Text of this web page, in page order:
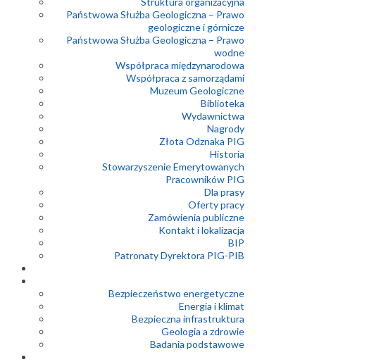
Państwowa Służba Geologiczna – Prawo
geologiczne i górnicze
Państwowa Służba Geologiczna – Prawo
wodne
Współpraca międzynarodowa
Współpraca z samorządami
Muzeum Geologiczne
Biblioteka
Wydawnictwa
Nagrody
Złota Odznaka PIG
Historia
Stowarzyszenie Emerytowanych
Pracowników PIG
Dla prasy
Oferty pracy
Zamówienia publiczne
Kontakt i lokalizacja
BIP
Patronaty Dyrektora PIG-PIB
Bezpieczeństwo energetyczne
Energia i klimat
Bezpieczna infrastruktura
Geologia a zdrowie
Badania podstawowe